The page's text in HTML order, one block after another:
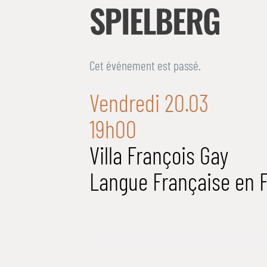
SPIELBERG
Cet événement est passé.
Vendredi 20.03
19h00
Villa François Gay
Langue Française en